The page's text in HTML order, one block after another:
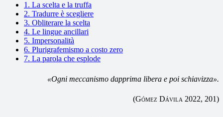
1. La scelta e la truffa
2. Tradurre è scegliere
3. Obliterare la scelta
4. Le lingue ancillari
5. Impersonalità
6. Plurigrafemismo a costo zero
7. La parola che esplode
«Ogni meccanismo dapprima libera e poi schiavizza».
(Gómez Dávila 2022, 201)